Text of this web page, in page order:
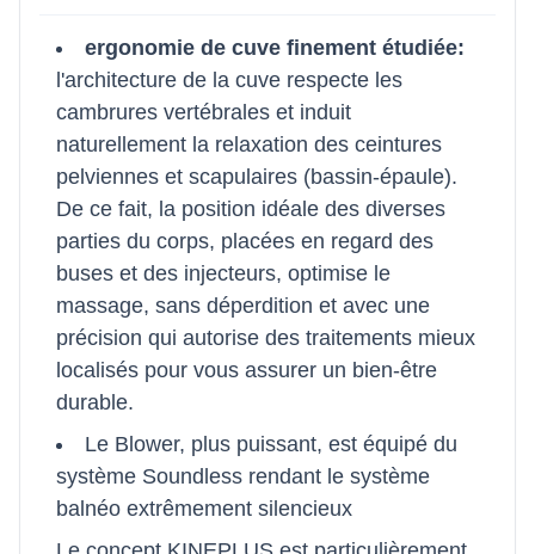
ergonomie de cuve finement étudiée:
l'architecture de la cuve respecte les
cambrures vertébrales et induit
naturellement la relaxation des ceintures
pelviennes et scapulaires (bassin-épaule).
De ce fait, la position idéale des diverses
parties du corps, placées en regard des
buses et des injecteurs, optimise le
massage, sans déperdition et avec une
précision qui autorise des traitements mieux
localisés pour vous assurer un bien-être
durable.
Le Blower, plus puissant, est équipé du
système Soundless rendant le système
balnéo extrêmement silencieux